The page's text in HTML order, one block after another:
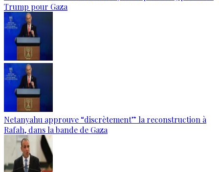
Trump pour Gaza
Netanyahu approuve “discrètement” la reconstruction à
Rafah, dans la bande de Gaza